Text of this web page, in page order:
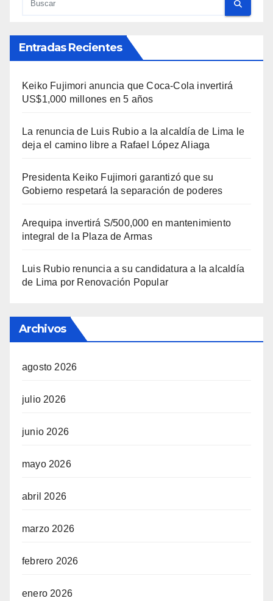
Entradas Recientes
Keiko Fujimori anuncia que Coca-Cola invertirá
US$1,000 millones en 5 años
La renuncia de Luis Rubio a la alcaldía de Lima le
deja el camino libre a Rafael López Aliaga
Presidenta Keiko Fujimori garantizó que su
Gobierno respetará la separación de poderes
Arequipa invertirá S/500,000 en mantenimiento
integral de la Plaza de Armas
Luis Rubio renuncia a su candidatura a la alcaldía
de Lima por Renovación Popular
Archivos
agosto 2026
julio 2026
junio 2026
mayo 2026
abril 2026
marzo 2026
febrero 2026
enero 2026